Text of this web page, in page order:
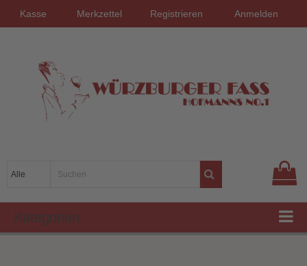
Kasse Merkzettel Registrieren Anmelden
Kategorien